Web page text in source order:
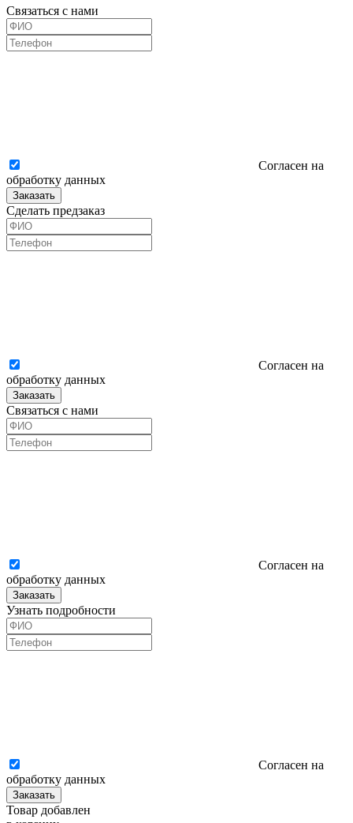
Связаться с нами
Согласен на
обработку данных
Заказать
Сделать предзаказ
Согласен на
обработку данных
Заказать
Связаться с нами
Согласен на
обработку данных
Заказать
Узнать подробности
Согласен на
обработку данных
Заказать
Товар добавлен